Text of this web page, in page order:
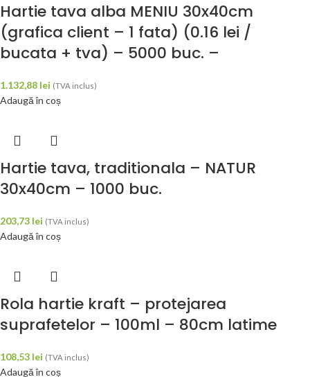
Hartie tava alba MENIU 30x40cm
(grafica client – 1 fata) (0.16 lei /
bucata + tva) – 5000 buc. –
1.132,88 lei (TVA inclus)
Adaugă în coș
Hartie tava, traditionala – NATUR
30x40cm – 1000 buc.
203,73 lei (TVA inclus)
Adaugă în coș
Rola hartie kraft – protejarea
suprafetelor – 100ml – 80cm latime
108,53 lei (TVA inclus)
Adaugă în coș